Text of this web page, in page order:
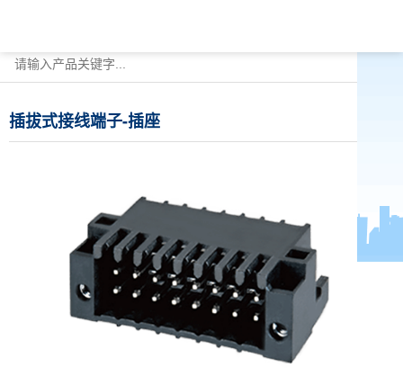
插拔式接线端子-插座